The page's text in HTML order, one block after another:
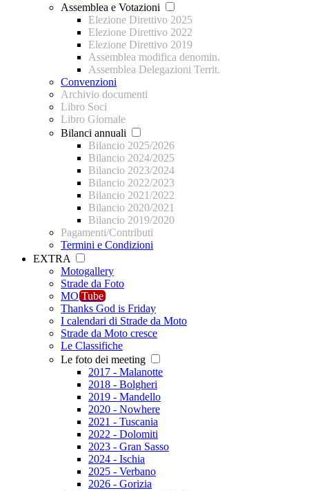
Assemblea e Votazioni
Elezione Direttivo 2025
Elezione Direttivo 2022
Elezione Direttivo 2019
Assemblea modifica denomin.
Assemblea Delegazioni Territ.
Convenzioni
Archivio documenti
Libro Soci
Libro Giornale
Bilanci annuali
Bilancio 2025/2026
Bilancio 2024/2025
Bilancio 2023/2024
Bilancio 2022/2023
Bilancio 2021/2022
Bilancio 2020/2021
Bilancio 2019/2020
Pagamenti/Contributi
Termini e Condizioni
EXTRA
Motogallery
Strade da Foto
MO Tube
Thanks God is Friday
I calendari di Strade da Moto
Strade da Moto cresce
Le Classifiche
Le foto dei meeting
2017 - Malanotte
2018 - Bolgheri
2019 - Mandello
2020 - Nowhere
2021 - Tuscania
2022 - Dolomiti
2023 - Gran Sasso
2024 - Ischia
2025 - Verbano
2026 - Gorizia